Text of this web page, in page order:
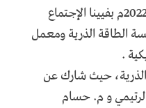
ختتم اليوم الاربعاء 30 نوفمبر 2022م بفيينا الإجتماع
الطاقة الذرية ومعمل
.
الذرية، حيث شارك عن
و م. حسام